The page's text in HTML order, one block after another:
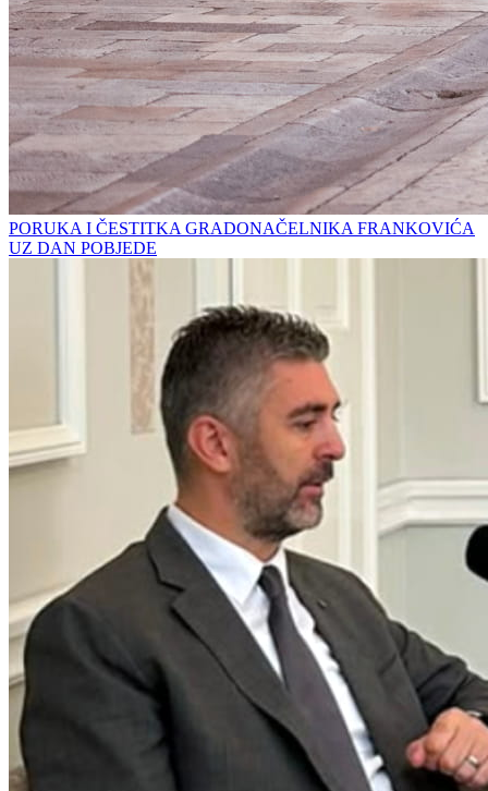
PORUKA I ČESTITKA GRADONAČELNIKA FRANKOVIĆA
UZ DAN POBJEDE